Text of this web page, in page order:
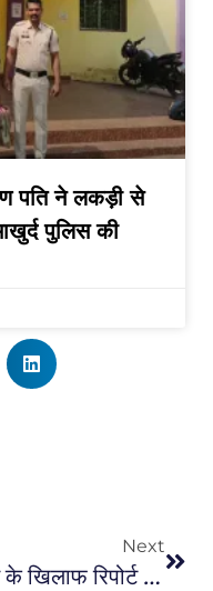
पति ने लकड़ी से
पुलिस की
Next
महंत के खिलाफ रिपोर्ट दर्ज के निर्देश : चुनाव आयोग ने नेता प्रतिपक्ष चरणदास महंत के खिलाफ रिपोर्ट दर्ज करने के दिए निर्देश